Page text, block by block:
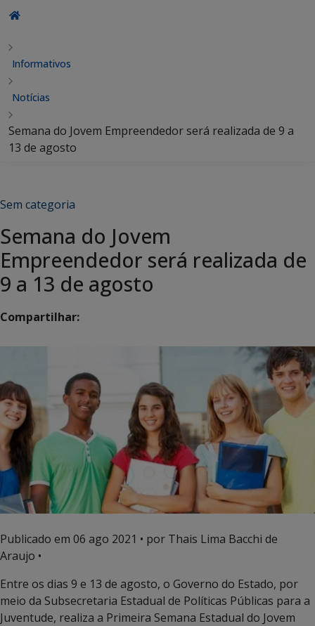
Informativos
Notícias
Semana do Jovem Empreendedor será realizada de 9 a
13 de agosto
Sem categoria
Semana do Jovem
Empreendedor será realizada de
9 a 13 de agosto
Compartilhar:
Publicado em 06 ago 2021 • por Thais Lima Bacchi de
Araujo •
Entre os dias 9 e 13 de agosto, o Governo do Estado, por
meio da Subsecretaria Estadual de Políticas Públicas para a
Juventude, realiza a Primeira Semana Estadual do Jovem